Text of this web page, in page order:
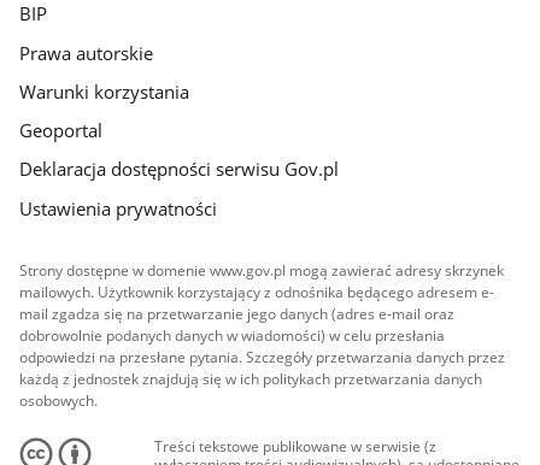
BIP
Prawa autorskie
Warunki korzystania
Geoportal
Deklaracja dostępności serwisu Gov.pl
Ustawienia prywatności
Strony dostępne w domenie www.gov.pl mogą zawierać adresy skrzynek
mailowych. Użytkownik korzystający z odnośnika będącego adresem e-
mail zgadza się na przetwarzanie jego danych (adres e-mail oraz
dobrowolnie podanych danych w wiadomości) w celu przesłania
odpowiedzi na przesłane pytania. Szczegóły przetwarzania danych przez
każdą z jednostek znajdują się w ich politykach przetwarzania danych
osobowych.
Treści tekstowe publikowane w serwisie (z